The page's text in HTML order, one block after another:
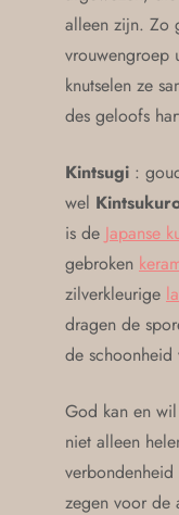
alleen zijn. Zo
vrouwengroep
knutselen ze
des geloofs
Kintsugi :
wel
is de Japanse
gebroken
zilverkleurige
dragen de
de schoonheid
God kan en
niet alleen
zegen voor de